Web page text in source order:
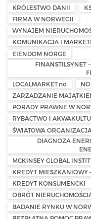
KRÓLESTWO DANII
FIRMA W NORWEGII
WYNAJEM
KOMUNIKACJA I
EIENDOM NORGE
FINANSTILSYNET
LOCALMARKET.no
ZARZĄDZANIE
PORADY PRAWNE W
RYBACTWO I
ŚWIATOWA
DIAGNOZA
MCKINSEY GLOBAL
KREDYT MIESZKANIOWY
KREDYT KONSUMENCKI
OBRÓT
BADANIE RYNKU W